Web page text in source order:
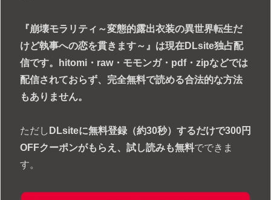
『崩壊モラリティ～変態的露出衣装の異世界転生だ
けど執事への恋を貫きます～』は現在DLsite独占配
信です。hitomi・raw・モモンガ・pdf・zipなどでは
配信されておらず、完全無料で読める合法的な方法
もありません。
ただし DLsiteに無料登録（約30秒）するだけで300円
OFFクーポンがもらえ、試し読みも無料でできま
す。